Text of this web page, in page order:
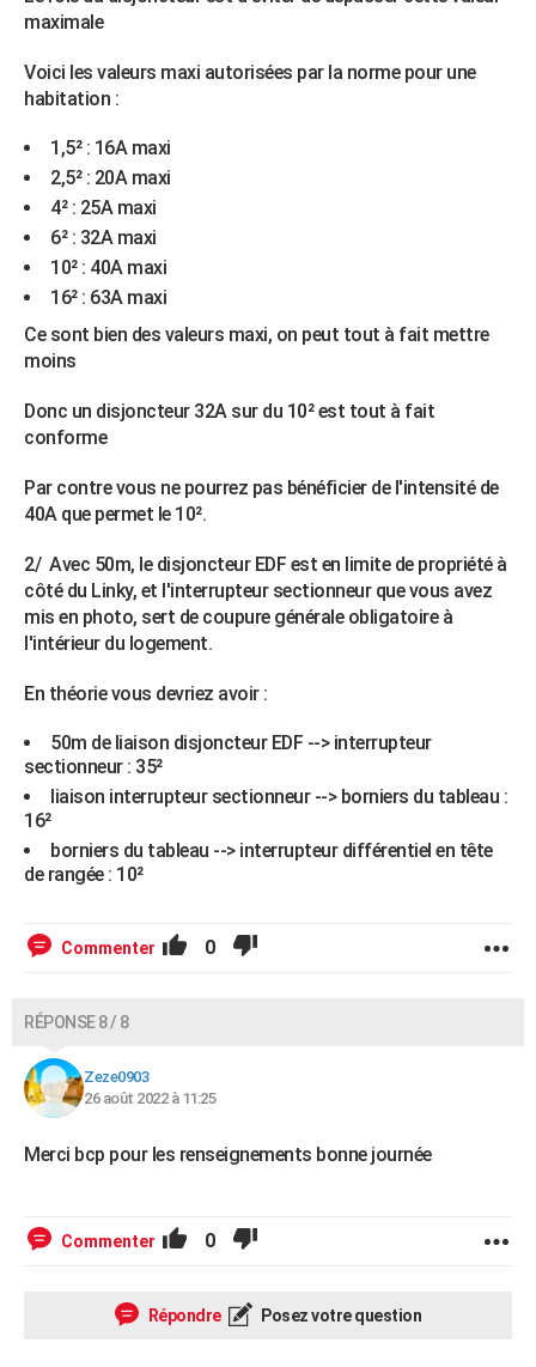
maximale
Voici les valeurs maxi autorisées par la norme pour une
habitation :
1,5² : 16A maxi
2,5² : 20A maxi
4² : 25A maxi
6² : 32A maxi
10² : 40A maxi
16² : 63A maxi
Ce sont bien des valeurs maxi, on peut tout à fait mettre
moins
Donc un disjoncteur 32A sur du 10² est tout à fait
conforme
Par contre vous ne pourrez pas bénéficier de l'intensité de
40A que permet le 10².
2/ Avec 50m, le disjoncteur EDF est en limite de propriété à
côté du Linky, et l'interrupteur sectionneur que vous avez
mis en photo, sert de coupure générale obligatoire à
l'intérieur du logement.
En théorie vous devriez avoir :
50m de liaison disjoncteur EDF --> interrupteur
sectionneur : 35²
liaison interrupteur sectionneur --> borniers du tableau :
16²
borniers du tableau --> interrupteur différentiel en tête
de rangée : 10²
Commenter 0
RÉPONSE 8 / 8
Zeze0903
26 août 2022 à 11:25
Merci bcp pour les renseignements bonne journée
Commenter 0
Répondre Posez votre question